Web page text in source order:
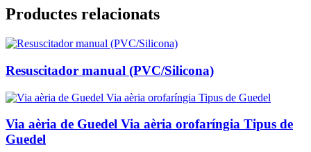
Productes relacionats
Resuscitador manual (PVC/Silicona)
Via aèria de Guedel Via aèria orofaríngia Tipus de
Guedel